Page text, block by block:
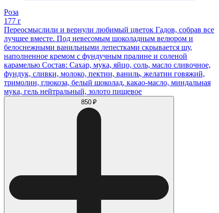
Роза
177 г
Переосмыслили и вернули любимый цветок Гадов, собрав все
лучшее вместе. Под невесомым шоколадным велюром и
белоснежными ванильными лепестками скрывается шу,
наполненное кремом с фундучным пралине и соленой
карамелью Состав: Сахар, мука, яйцо, соль, масло сливочное,
фундук, сливки, молоко, пектин, ваниль, желатин говяжий,
тримолин, глюкоза, белый шоколад, какао-масло, миндальная
мука, гель нейтральный, золото пищевое
850 ₽